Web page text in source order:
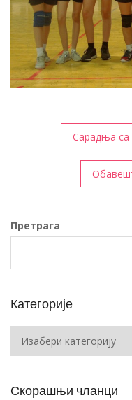
Кретање
чланка
Сарадња са
Претрага
Категорије
Скорашњи чланци